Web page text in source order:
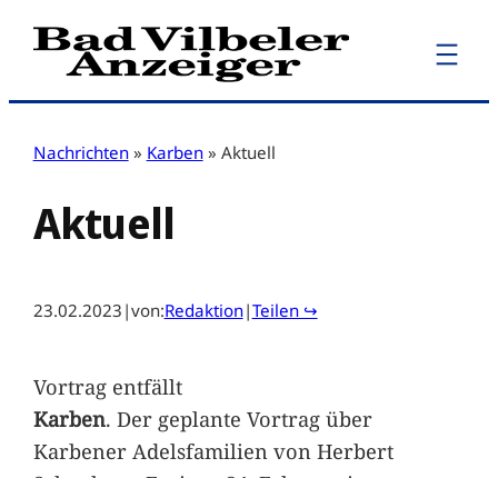
Zum
Inhalt
Nachrichten » Karben » Aktuell
Aktuell
23.02.2023 |von:Redaktion|Teilen ↪
Vortrag entfällt
Karben. Der geplante Vortrag über
Karbener Adelsfamilien von Herbert